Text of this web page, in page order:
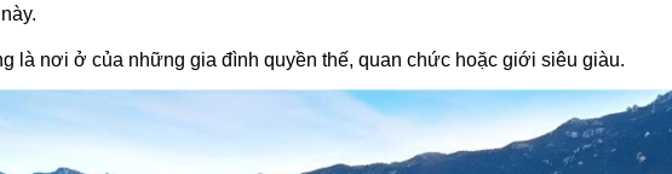
là nơi ở của những gia đình quyền thế, quan chức hoặc giới siêu giàu.